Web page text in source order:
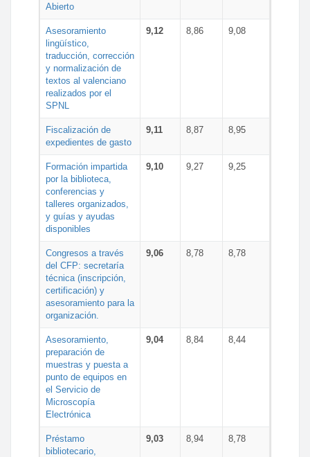
Abierto
Asesoramiento
lingüístico,
traducción, corrección
y normalización de
textos al valenciano
realizados por el
SPNL
9,12 8,86 9,08
Fiscalización de
expedientes de gasto
9,11 8,87 8,95
Formación impartida
por la biblioteca,
conferencias y
talleres organizados,
y guías y ayudas
disponibles
9,10 9,27 9,25
Congresos a través
del CFP: secretaría
técnica (inscripción,
certificación) y
asesoramiento para la
organización.
9,06 8,78 8,78
Asesoramiento,
preparación de
muestras y puesta a
punto de equipos en
el Servicio de
Microscopía
Electrónica
9,04 8,84 8,44
Préstamo
bibliotecario,
9,03 8,94 8,78